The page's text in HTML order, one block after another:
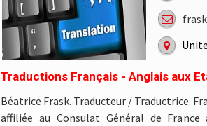
Traductions Français - Anglais aux
Béatrice Frask. Traducteur / Traductrice.
affiliée au Consulat Général de